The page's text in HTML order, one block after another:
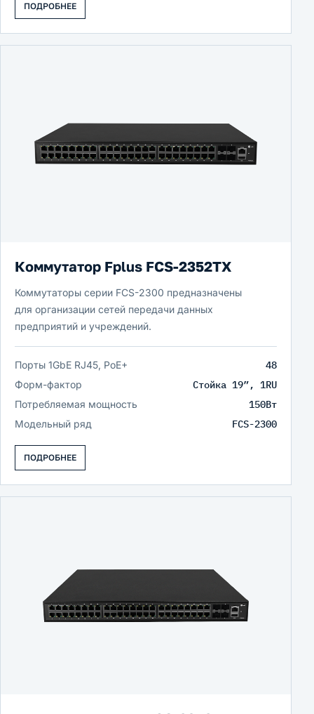
ПОДРОБНЕЕ
Коммутатор Fplus FCS-2352TX
Коммутаторы серии FCS-2300 предназначены
для организации сетей передачи данных
предприятий и учреждений.
Порты 1GbE RJ45, PoE+ 48
Форм-фактор Стойка 19”, 1RU
Потребляемая мощность 150Вт
Модельный ряд FCS-2300
ПОДРОБНЕЕ